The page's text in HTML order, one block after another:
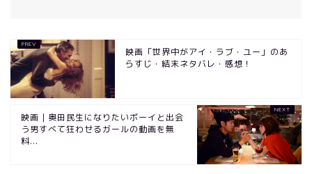
映画「世界中がアイ・ラブ・ユー」のあ
らすじ・結末ネタバレ・感想！
映画｜奥田民生になりたいボーイと出会
う男すべて狂わせるガールの動画を無
料...